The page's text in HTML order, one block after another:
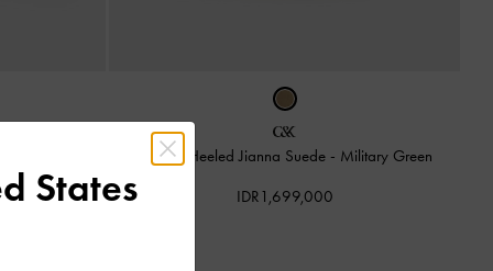
Sandal Heeled Jianna Suede - Military Green
IDR1,699,000
States